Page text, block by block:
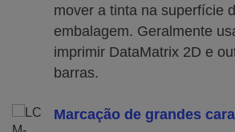
mover a tinta na superfície
embalagem. Geralmente
imprimir DataMatrix 2D e
barras.
Marcação de grandes